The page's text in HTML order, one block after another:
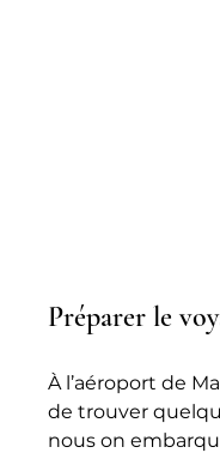
Préparer le
À l’aéroport de
de trouver
nous on